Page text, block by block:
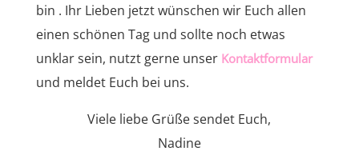
bin . Ihr Lieben jetzt wünschen wir Euch allen
einen schönen Tag und sollte noch etwas
unklar sein, nutzt gerne unser Kontaktformular
und meldet Euch bei uns.
Viele liebe Grüße sendet Euch,
Nadine